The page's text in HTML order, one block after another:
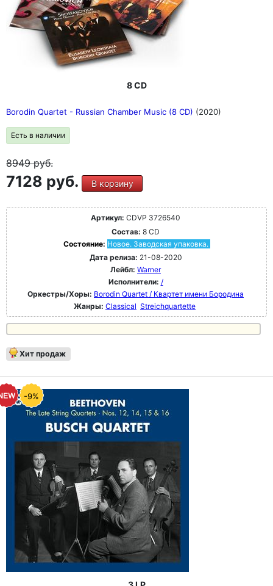
8 CD
Borodin Quartet - Russian Chamber Music (8 CD) (2020)
Есть в наличии
8949руб.
7128 руб. В корзину
Артикул: CDVP 3726540
Состав: 8 CD
Состояние: Новое. Заводская упаковка.
Дата релиза: 21-08-2020
Лейбл: Warner
Исполнители: /
Оркестры/Хоры: Borodin Quartet / Квартет имени Бородина
Жанры: Classical Streichquartette
Хит продаж
-9%